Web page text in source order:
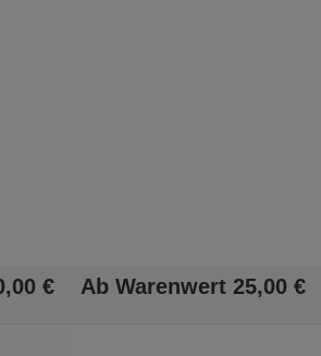
00 € Ab Warenwert 25,00 €